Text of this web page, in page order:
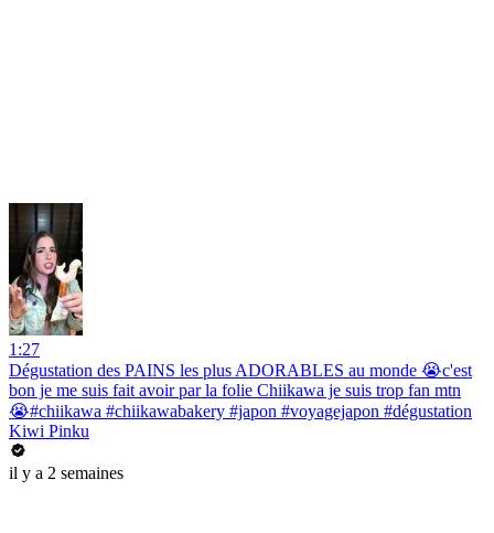
1:27
Dégustation des PAINS les plus ADORABLES au monde 😭c'est
bon je me suis fait avoir par la folie Chiikawa je suis trop fan mtn
😭#chiikawa #chiikawabakery #japon #voyagejapon #dégustation
Kiwi Pinku
il y a 2 semaines